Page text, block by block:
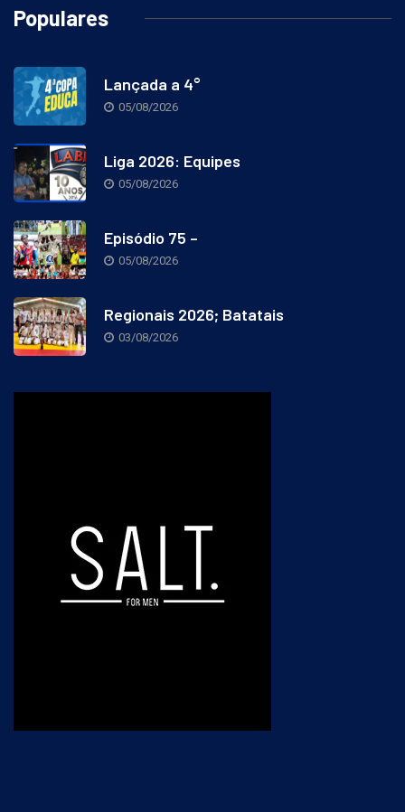
Populares
Lançada a 4°
05/08/2026
Liga 2026: Equipes
05/08/2026
Episódio 75 –
05/08/2026
Regionais 2026; Batatais
03/08/2026